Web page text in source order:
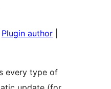
Plugin author
every type of